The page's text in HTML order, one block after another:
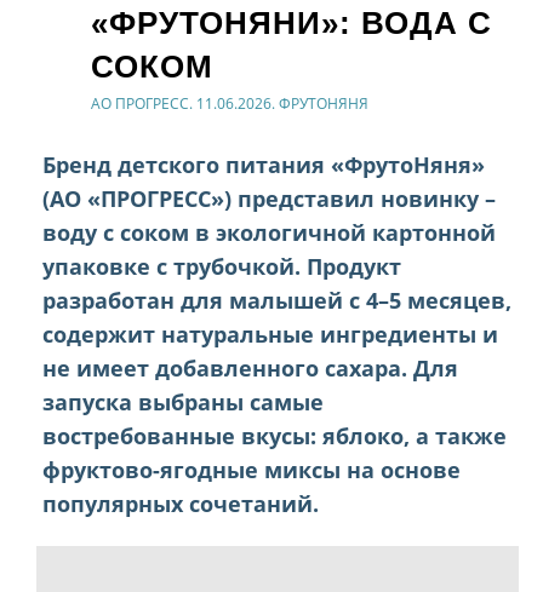
«ФРУТОНЯНИ»: ВОДА С
СОКОМ
АО ПРОГРЕСС. 11.06.2026. ФРУТОНЯНЯ
Бренд детского питания «ФрутоНяня»
(АО «ПРОГРЕСС») представил новинку –
воду с соком в экологичной картонной
упаковке с трубочкой. Продукт
разработан для малышей с 4–5 месяцев,
содержит натуральные ингредиенты и
не имеет добавленного сахара. Для
запуска выбраны самые
востребованные вкусы: яблоко, а также
фруктово-ягодные миксы на основе
популярных сочетаний.